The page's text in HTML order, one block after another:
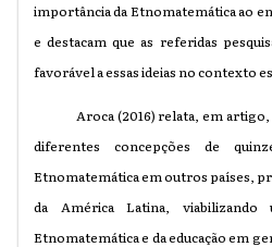
importância da Etnomatemática ao
e destacam que as referidas
favorável a essas ideias no contexto
Aroca (2016) relata, em artigo,
diferentes concepções de
Etnomatemática em outros países,
da América Latina, viabilizando
Etnomatemática e da educação em